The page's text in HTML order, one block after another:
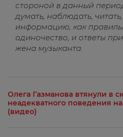
стороной в данный
думать, наблюдать,
информацию, как
одиночество, и ответы
жена музыканта.
Олега Газманова втянули в
неадекватного поведения
(видео)